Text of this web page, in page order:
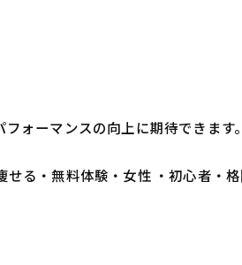
ォーマンスの向上に期待できます。
る・無料体験・女性 ・初心者・